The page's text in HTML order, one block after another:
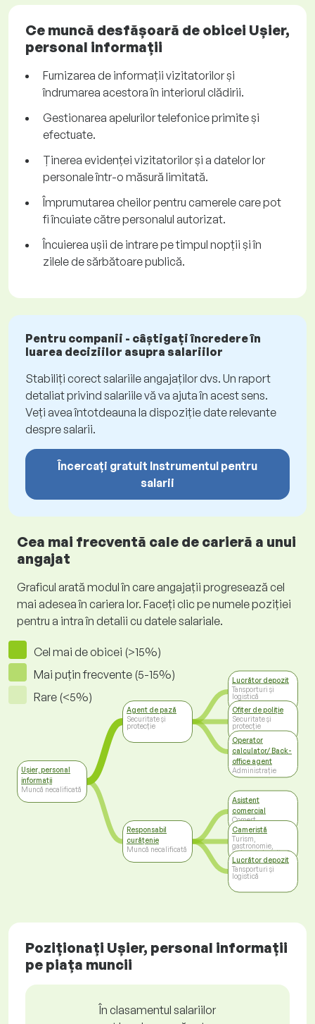
Ce muncă desfășoară de obicei Ușier,
personal informații
Furnizarea de informații vizitatorilor și
îndrumarea acestora în interiorul clădirii.
Gestionarea apelurilor telefonice primite și
efectuate.
Ținerea evidenței vizitatorilor și a datelor lor
personale într-o măsură limitată.
Împrumutarea cheilor pentru camerele care pot
fi încuiate către personalul autorizat.
Încuierea ușii de intrare pe timpul nopții și în
zilele de sărbătoare publică.
Pentru companii - câștigați încredere în
luarea deciziilor asupra salariilor
Stabiliți corect salariile angajaților dvs. Un raport
detaliat privind salariile vă va ajuta în acest sens.
Veți avea întotdeauna la dispoziție date relevante
despre salarii.
Încercați gratuit Instrumentul pentru
salarii
Cea mai frecventă cale de carieră a unui
angajat
Graficul arată modul în care angajații progresează cel
mai adesea în cariera lor. Faceți clic pe numele poziției
pentru a intra în detalii cu datele salariale.
Cel mai de obicei (>15%)
Mai puțin frecvente (5-15%)
Rare (<5%)
Ușier, personal
informații
Muncă necalificată
Agent de pază
Securitate și
protecție
Responsabil
curățenie
Muncă necalificată
Lucrător depozit
Tansporturi și
logistică
Ofițer de poliție
Securitate și
protecție
Operator
calculator/ Back-
office agent
Administrație
Asistent
comercial
Comerț
Cameristă
Turism,
gastronomie,
industria hotelieră
Lucrător depozit
Tansporturi și
logistică
Poziționați Ușier, personal informații
pe piața muncii
În clasamentul salariilor